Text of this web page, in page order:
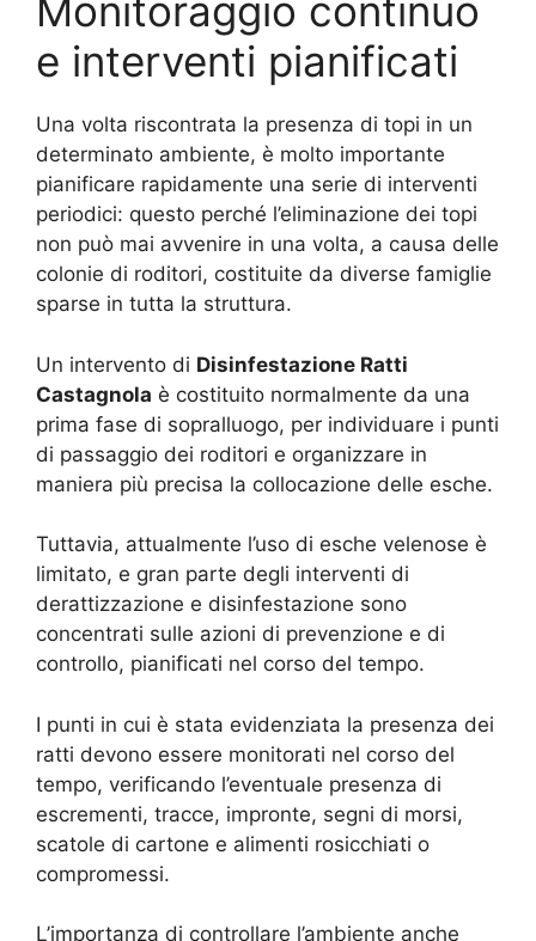
Monitoraggio continuo
e interventi pianificati
Una volta riscontrata la presenza di topi in un
determinato ambiente, è molto importante
pianificare rapidamente una serie di interventi
periodici: questo perché l’eliminazione dei topi
non può mai avvenire in una volta, a causa delle
colonie di roditori, costituite da diverse famiglie
sparse in tutta la struttura.
Un intervento di Disinfestazione Ratti
Castagnola è costituito normalmente da una
prima fase di sopralluogo, per individuare i punti
di passaggio dei roditori e organizzare in
maniera più precisa la collocazione delle esche.
Tuttavia, attualmente l’uso di esche velenose è
limitato, e gran parte degli interventi di
derattizzazione e disinfestazione sono
concentrati sulle azioni di prevenzione e di
controllo, pianificati nel corso del tempo.
I punti in cui è stata evidenziata la presenza dei
ratti devono essere monitorati nel corso del
tempo, verificando l’eventuale presenza di
escrementi, tracce, impronte, segni di morsi,
scatole di cartone e alimenti rosicchiati o
compromessi.
L’importanza di controllare l’ambiente anche